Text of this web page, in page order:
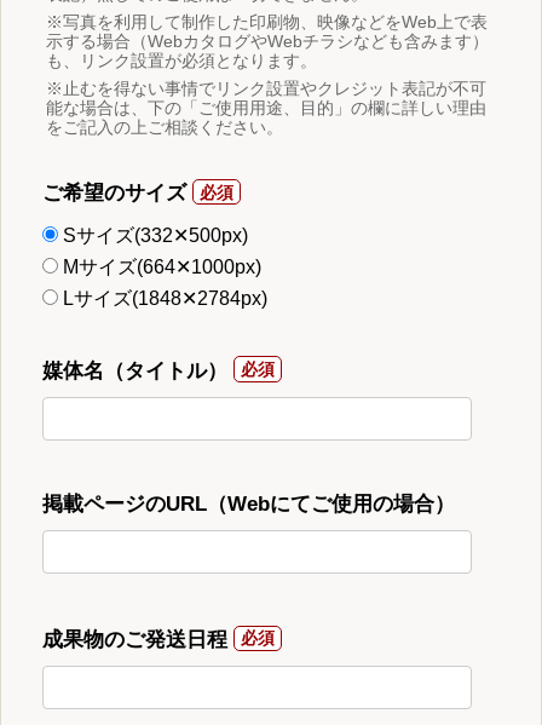
※写真を利用して制作した印刷物、映像などをWeb上で表
示する場合（WebカタログやWebチラシなども含みます）
も、リンク設置が必須となります。
※止むを得ない事情でリンク設置やクレジット表記が不可
能な場合は、下の「ご使用用途、目的」の欄に詳しい理由
をご記入の上ご相談ください。
ご希望のサイズ
Sサイズ(332✕500px)
Mサイズ(664✕1000px)
Lサイズ(1848✕2784px)
媒体名（タイトル）
掲載ページのURL（Webにてご使用の場合）
成果物のご発送日程